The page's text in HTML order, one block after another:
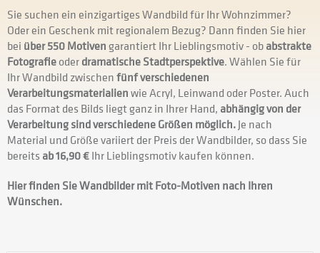
Sie suchen ein einzigartiges Wandbild für Ihr Wohnzimmer?
Oder ein Geschenk mit regionalem Bezug? Dann finden Sie hier
bei über 550 Motivengarantiert Ihr Lieblingsmotiv - obabstrakte
Fotografieoderdramatische Stadtperspektive. Wählen Sie für
Ihr Wandbild zwischenfünf verschiedenen
Verarbeitungsmaterialienwie Acryl, Leinwand oder Poster. Auch
das Format des Bilds liegt ganz in Ihrer Hand, abhängig von der
Verarbeitung sind verschiedene Größen möglich.Je nach
Material und Größe variiert der Preis der Wandbilder, so dass Sie
bereits ab 16,90 €Ihr Lieblingsmotiv kaufen können.
Hier finden Sie Wandbilder mit Foto-Motiven nach Ihren
Wünschen.